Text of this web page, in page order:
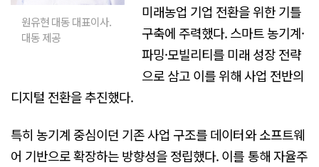
원유현 대동 대표이사.
대동 제공
미래농업 기업 전환을 위한 기틀
구축에 주력했다. 스마트 농기계·
파밍·모빌리티를 미래 성장 전략
으로 삼고 이를 위해 사업 전반의
디지털 전환을 추진했다.
특히 농기계 중심이던 기존 사업 구조를 데이터와 소프트웨
어 기반으로 확장하는 방향성을 정립했다. 이를 통해 자율주